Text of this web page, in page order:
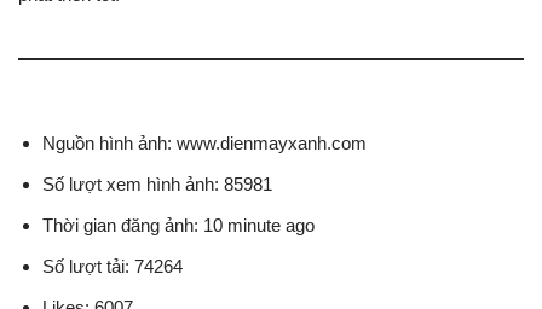
Nguồn hình ảnh: www.dienmayxanh.com
Số lượt xem hình ảnh: 85981
Thời gian đăng ảnh: 10 minute ago
Số lượt tải: 74264